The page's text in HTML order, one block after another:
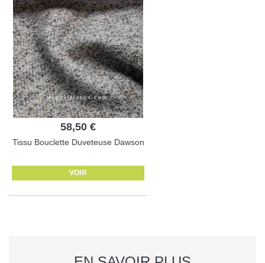
58,50 €
Tissu Bouclette Duveteuse Dawson
VOIR